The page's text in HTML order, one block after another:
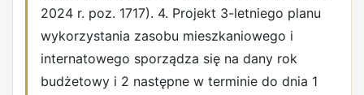
2024 r. poz. 1717). 4. Projekt 3-letniego planu
wykorzystania zasobu mieszkaniowego i
internatowego sporządza się na dany rok
budżetowy i 2 następne w terminie do dnia 1